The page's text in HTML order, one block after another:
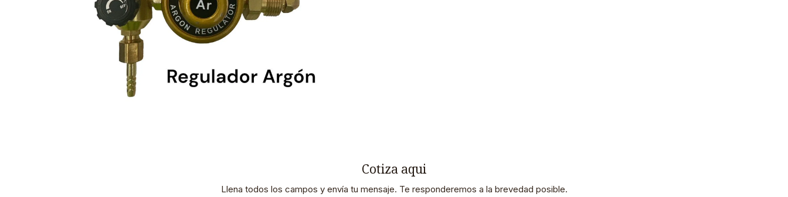
Cotiza aqui
Llena todos los campos y envía tu mensaje. Te responderemos a la brevedad posible.